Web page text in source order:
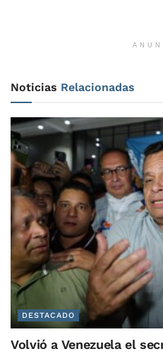
Noticias Relacionadas
DESTACADO
Volvió a Venezuela el